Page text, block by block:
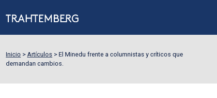
Inicio > Artículos > El Minedu frente a columnistas y críticos que
demandan cambios.